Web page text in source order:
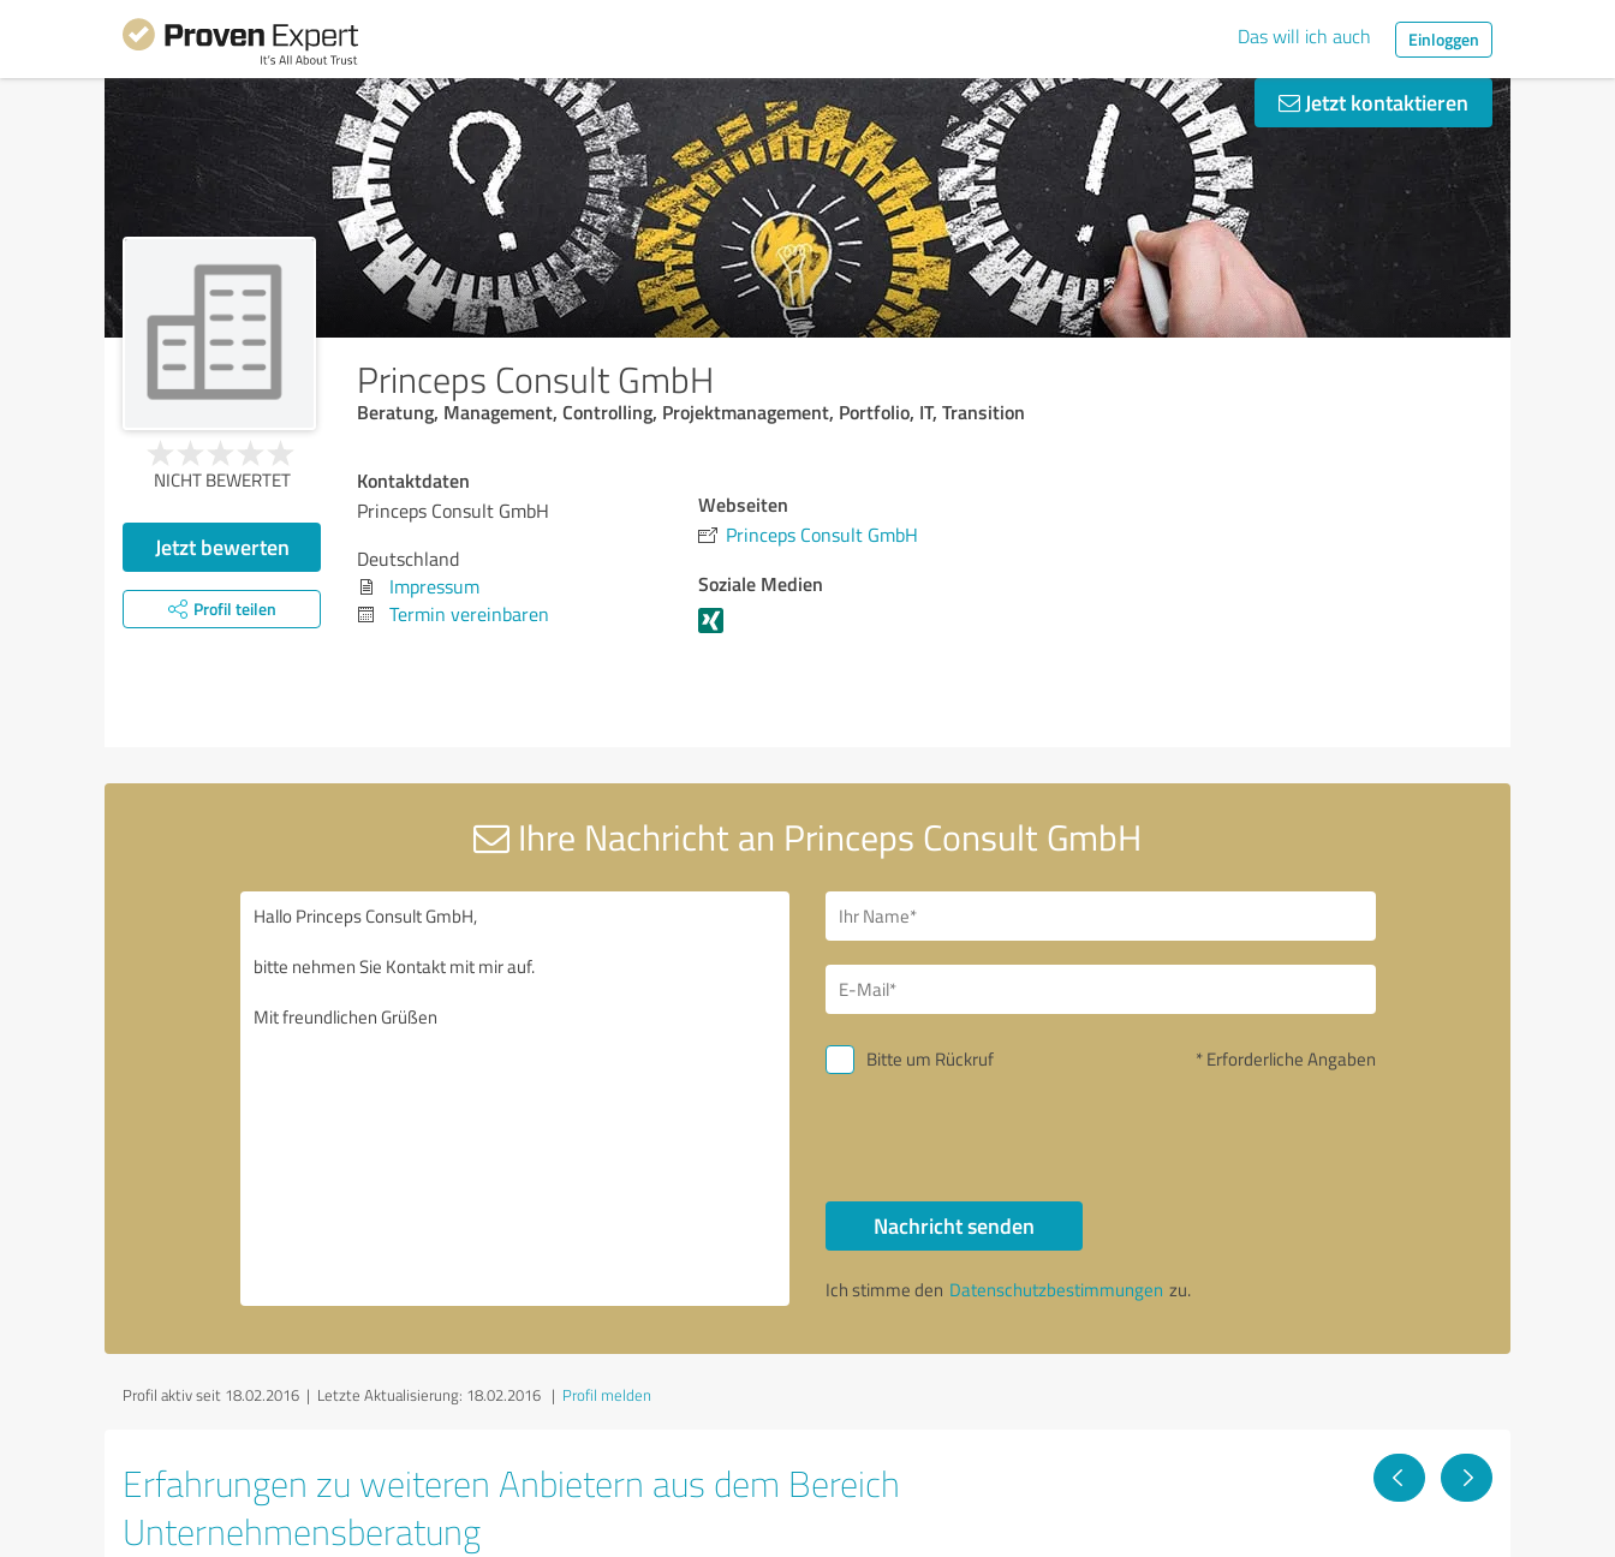
Das will ich auch Einloggen
Jetzt kontaktieren
Princeps Consult GmbH
Beratung, Management, Controlling, Projektmanagement, Portfolio, IT, Transition
NICHT BEWERTET
Jetzt bewerten
Profil teilen
Kontaktdaten
Princeps Consult GmbH
Deutschland
Impressum
Termin vereinbaren
Webseiten
Princeps Consult GmbH
Soziale Medien
Ihre Nachricht an Princeps Consult GmbH
Bitte um Rückruf * Erforderliche Angaben
Nachricht senden
Ich stimme den Datenschutzbestimmungen zu.
Profil aktiv seit 18.02.2016 | Letzte Aktualisierung: 18.02.2016 | Profil melden
Erfahrungen zu weiteren Anbietern aus dem Bereich
Unternehmensberatung